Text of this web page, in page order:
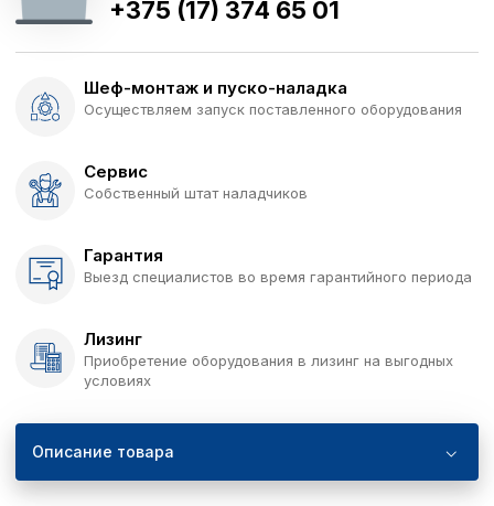
+375 (17) 374 65 01
Шеф-монтаж и пуско-наладка
Осуществляем запуск поставленного оборудования
Сервис
Собственный штат наладчиков
Гарантия
Выезд специалистов во время гарантийного периода
Лизинг
Приобретение оборудования в лизинг на выгодных
условиях
Описание товара